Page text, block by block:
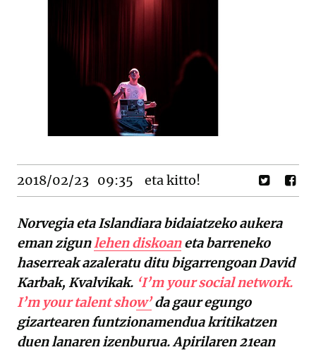
2018/02/23 09:35 eta kitto!
Norvegia eta Islandiara bidaiatzeko aukera
eman zigunlehen diskoaneta barreneko
haserreak azaleratu ditu bigarrengoan David
Karbak, Kvalvikak. ‘I’m your social network.
I’m your talent show’da gaur egungo
gizartearen funtzionamendua kritikatzen
duen lanaren izenburua. Apirilaren 21ean